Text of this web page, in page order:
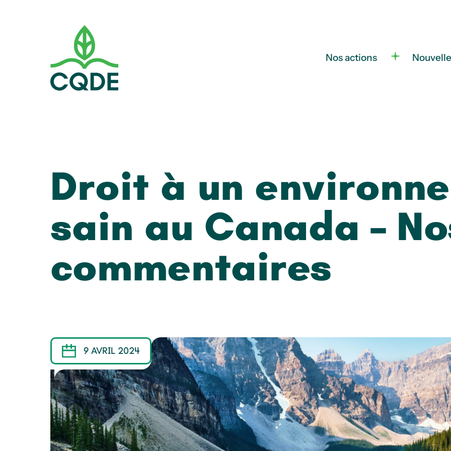
Nos actions
Droit à un
sain au Canada –
commentaires
9 AVRIL 2024